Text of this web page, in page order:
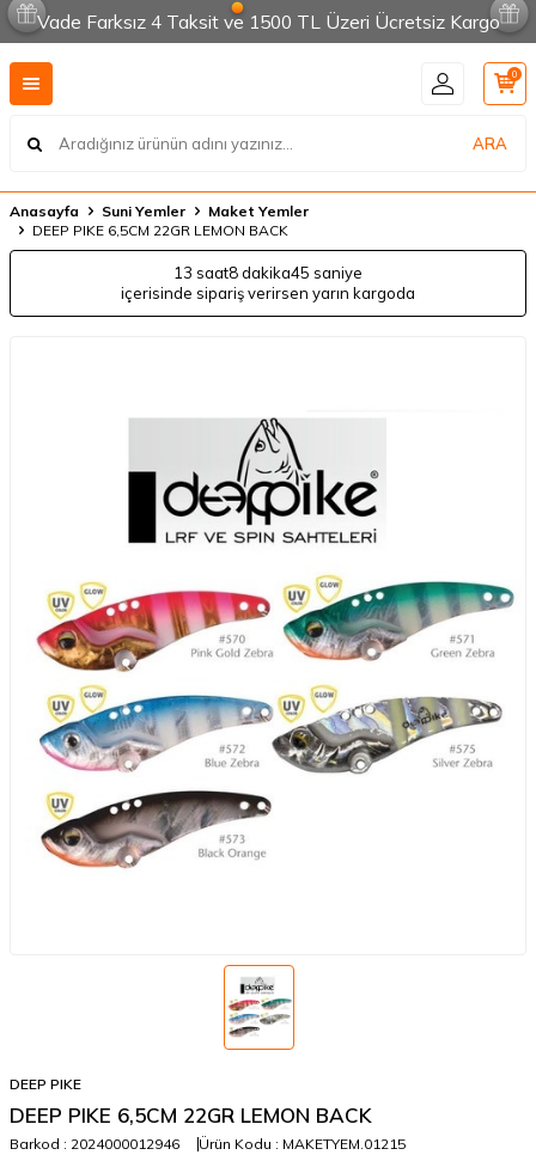
Vade Farksız 4 Taksit ve 1500 TL Üzeri Ücretsiz Kargo
ARA
0
Anasayfa Suni Yemler
Maket Yemler
DEEP PIKE 6,5CM 22GR LEMON BACK
13 saat8 dakika45 saniye
içerisinde sipariş verirsen yarın kargoda
DEEP PIKE
DEEP PIKE 6,5CM 22GR LEMON BACK
Barkod : 2024000012946 Ürün Kodu : MAKETYEM.01215